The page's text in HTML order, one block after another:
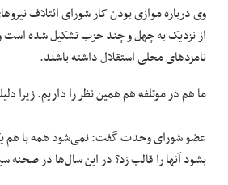
وی درباره موازی بودن کار شورای ائتلاف
از نزدیک به چهل و چند حزب تشکیل شده است
نامزدهای محلی استقلال داشته باشند.
ما هم در موتلفه هم همین نظر را داریم. زیرا
عضو شورای وحدت گفت: نمی‌شود همه با هم یکی
بشود آنها را قالب زد؟ در این سال‌ها در